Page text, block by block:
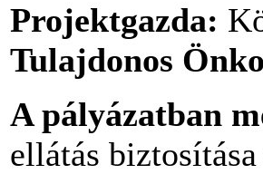
Projektgazda:
Tulajdonos
A pályázatban
ellátás